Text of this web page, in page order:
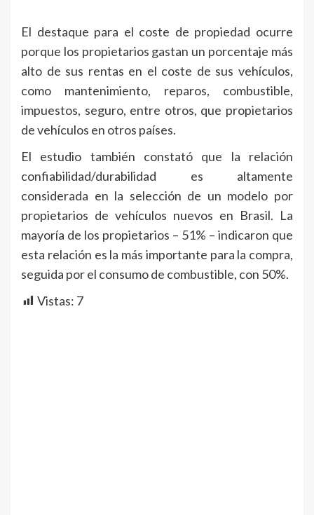
El destaque para el coste de propiedad ocurre
porque los propietarios gastan un porcentaje más
alto de sus rentas en el coste de sus vehículos,
como mantenimiento, reparos, combustible,
impuestos, seguro, entre otros, que propietarios
de vehículos en otros países.
El estudio también constató que la relación
confiabilidad/durabilidad es altamente
considerada en la selección de un modelo por
propietarios de vehículos nuevos en Brasil. La
mayoría de los propietarios – 51% – indicaron que
esta relación es la más importante para la compra,
seguida por el consumo de combustible, con 50%.
Vistas: 7